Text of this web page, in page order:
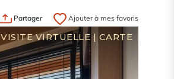
Partager Ajouter à mes favoris
VISITE VIRTUELLE | CARTE